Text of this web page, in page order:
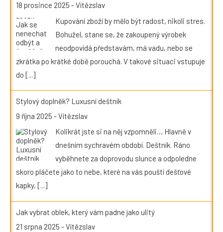
18 prosince 2025 -Vítězslav
Kupování zboží by mělo být radost, nikoli stres.
Bohužel, stane se, že zakoupený výrobek
neodpovídá představám, má vadu, nebo se
zkrátka po krátké době porouchá. V takové situaci vstupuje
do [...]
Stylový doplněk? Luxusní deštník
9 října 2025 -Vítězslav
Kolikrát jste si na něj vzpomněli… Hlavně v
dnešním sychravém období. Deštník. Ráno
vyběhnete za doprovodu slunce a odpoledne
skoro pláčete jako to nebe, které na vás pouští dešťové
kapky, [...]
Jak vybrat oblek, který vám padne jako ulitý
21 srpna 2025 -Vítězslav